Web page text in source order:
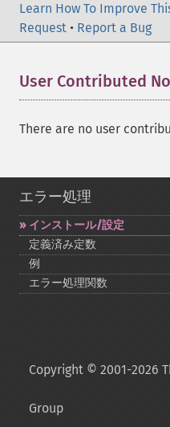
Learn How To Improve
Request • Report a Bug
User Contributed
There are no user
エラー処理
インストール/設定
定義済み定数
例
エラー処理関数
Copyright © 2001-2026
Group